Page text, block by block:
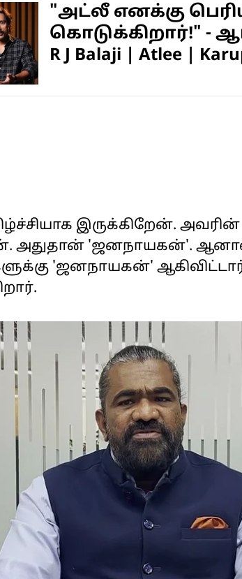
"அட்லீ எனக்கு
கொடுக்கிறார்!" -
R J Balaji | Atlee |
இருக்கிறேன்.
அதுதான் 'ஜனநாயகன்'.
'ஜனநாயகன்'